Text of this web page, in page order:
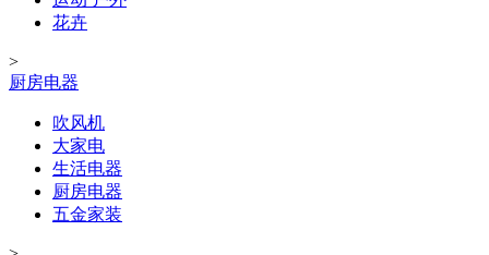
花卉
>
厨房电器
吹风机
大家电
生活电器
厨房电器
五金家装